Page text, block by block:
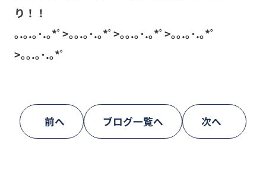
り！！
｡.｡.｡･.｡*ﾟ>｡｡.｡･.｡*ﾟ>｡｡.｡･.｡*ﾟ>｡｡.｡･.｡*ﾟ
>｡｡.｡･.｡*ﾟ
前へ ブログ一覧へ 次へ